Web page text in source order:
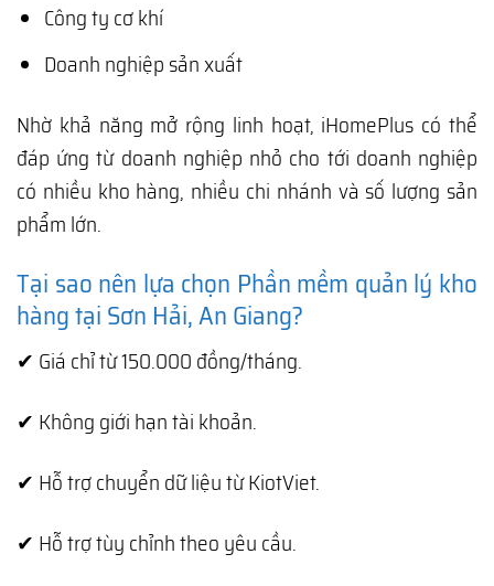
Công ty cơ khí
Doanh nghiệp sản xuất
Nhờ khả năng mở rộng linh hoạt, iHomePlus có thể
đáp ứng từ doanh nghiệp nhỏ cho tới doanh nghiệp
có nhiều kho hàng, nhiều chi nhánh và số lượng sản
phẩm lớn.
Tại sao nên lựa chọn Phần mềm quản lý kho
hàng tại Sơn Hải, An Giang?
✔ Giá chỉ từ 150.000 đồng/tháng.
✔ Không giới hạn tài khoản.
✔ Hỗ trợ chuyển dữ liệu từ KiotViet.
✔ Hỗ trợ tùy chỉnh theo yêu cầu.